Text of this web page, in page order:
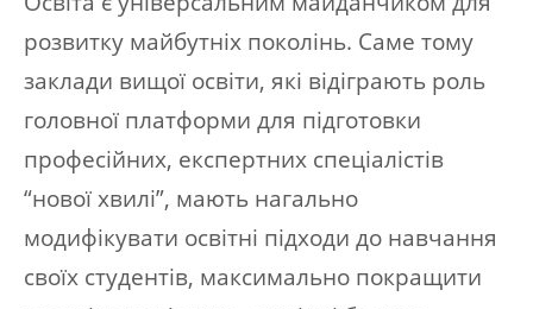
розвитку майбутніх поколінь. Саме тому
заклади вищої освіти, які відіграють роль
головної платформи для підготовки
професійних, експертних спеціалістів
“нової хвилі”, мають нагально
модифікувати освітні підходи до навчання
своїх студентів, максимально покращити